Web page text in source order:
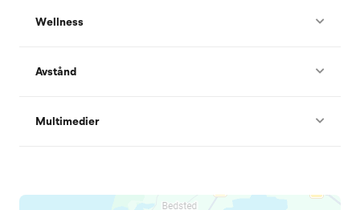
Wellness
Avstånd
Multimedier